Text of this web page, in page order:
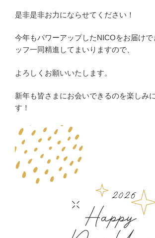
是非是非お力にならせてください！
今年もパワーアップしたNICOをお届けで
ッフ一同精進してまいりますので、
よろしくお願いいたします。
新年も皆さまにお会いできるのを楽しみ
す！